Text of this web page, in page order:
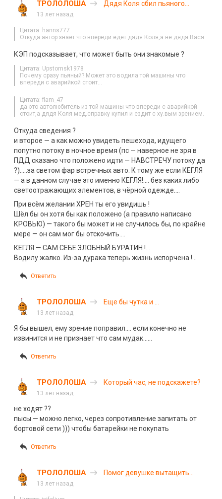
ТРОЛОЛОША
Дядя Коля сбил пьяного
13 лет назад
Цитата: hanns777
Откуда автор знает что впереди едет дядя Коля,а не дядя Вася.
КЭП подсказывает, что может быть они знакомые ?
Цитата: Upstomsk1978
Почему сразу пьяный? Может это водила той машины что
впереди с аварийкой стоит…
Цитата: flam_47
да это автолюбитель из той машины что впереди с аварийкой
стоит,а дядя Коля мед.справку купил и ездит с ху.вым зрением.
Откуда сведения ?
и второе — а как можно увидеть пешехода, идущего
попутно потоку в ночное время (пс — наверное не зря в
ПДД сказано что положено идти — НАВСТРЕЧУ потоку да
?)…..за светом фар встречных авто. К тому же если КЕГЛЯ
— а в данном случае это именно КЕГЛЯ!…. без каких либо
светоотражающих элементов, в чёрной одежде….
При всём желании ХРЕН ты его увидишь !
Шёл бы он хотя бы как положено (а правило написано
КРОВЬЮ) — такого бы может и не случилось бы, по крайне
мере — он сам мог бы отскочить….
КЕГЛЯ — САМ СЕБЕ ЗЛОБНЫЙ БУРАТИН !…
Водилу жалко. Из-за дурака теперь жизнь испорчена !…
Ответить
ТРОЛОЛОША Еще бы чутка и …
13 лет назад
Я бы вышел, ему зрение поправил…. если конечно не
извинится и не признает что сам мудак……
Ответить
ТРОЛОЛОША Который час, не подскажете?
13 лет назад
не ходят ??
пысы — можно легко, через сопротивление запитать от
бортовой сети ))) чтобы батарейки не покупать
Ответить
ТРОЛОЛОША
Помог девушке вытащить
13 лет назад